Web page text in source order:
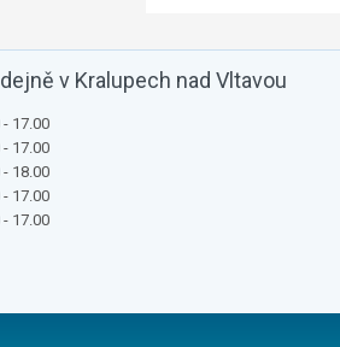
v Kralupech nad Vltavou
- 17.00
- 17.00
- 18.00
- 17.00
- 17.00